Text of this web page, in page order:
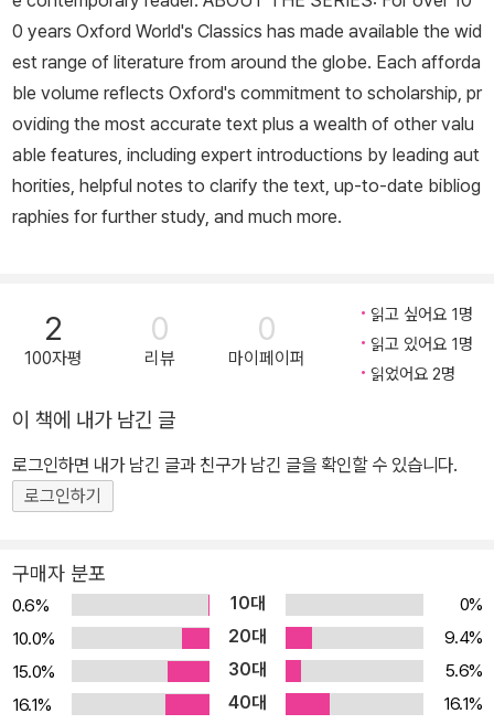
0 years Oxford World's Classics has made available the wid
est range of literature from around the globe. Each afforda
ble volume reflects Oxford's commitment to scholarship, pr
oviding the most accurate text plus a wealth of other valu
able features, including expert introductions by leading aut
horities, helpful notes to clarify the text, up-to-date bibliog
raphies for further study, and much more.
2
100자평
0
리뷰
0
마이페이퍼
읽고 싶어요 1명
읽고 있어요 1명
읽었어요 2명
이 책에 내가 남긴 글
로그인하면 내가 남긴 글과 친구가 남긴 글을 확인할 수 있습니다.
로그인하기
구매자 분포
0.6% 10대
0%
10.0%
20대
9.4%
15.0%
30대
5.6%
16.1%
40대
16.1%